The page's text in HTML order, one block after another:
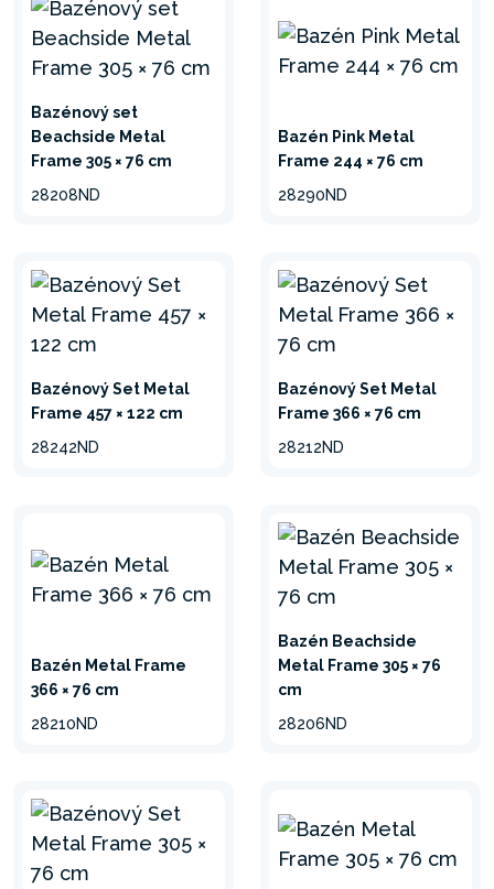
Filtračná pumpa Intex
zlepšuje filtráciu, čistotu a
MATERIÁL ODOLNÝ
PROTI POŠKODENIU
3-vrstvový PVC
výrobu plášťa bazéna
JEDNODUCHÉ
ZACVAKNUTIE
Zdokonalený T-spoj zaručuje
potreby náradia. Kompozitný
T-spoj nepoškodí kovový
povlak počas používania
Bazénový set
Beachside Metal
Frame 305 × 76 cm
28208ND
Bazén Pink Metal
Frame 244 × 76 cm
28290ND
Bazénový Set Metal
Frame 457 × 122 cm
28242ND
Bazénový Set Metal
Frame 366 × 76 cm
28212ND
Bazén Metal Frame
366 × 76 cm
28210ND
Bazén Beachside
Metal Frame 305 × 76
cm
28206ND